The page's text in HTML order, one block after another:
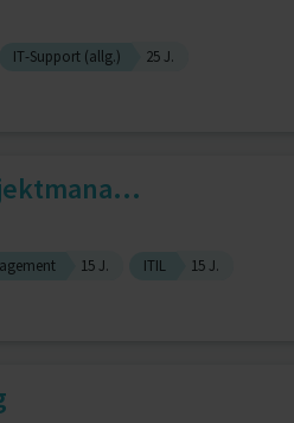
IT-Support (allg.)
25 J.
15 J. ITIL
15 J.